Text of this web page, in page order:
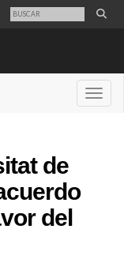
de
del